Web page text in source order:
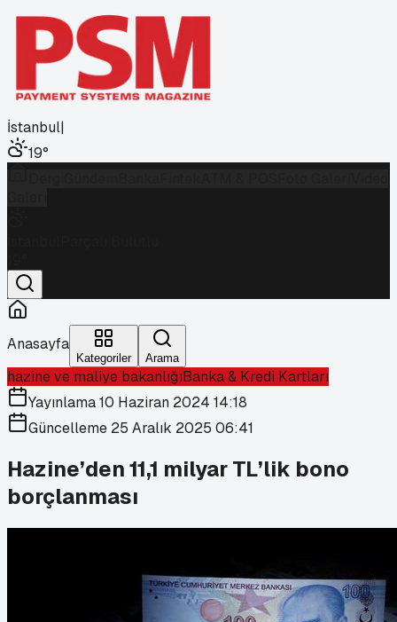
İstanbul|
19°
Anasayfa
Kategoriler Arama
hazine ve maliye bakanlığıBanka & Kredi Kartları
Yayınlama10 Haziran 2024 14:18
Güncelleme 25 Aralık 2025 06:41
Hazine’den 11,1 milyar TL’lik bono
borçlanması